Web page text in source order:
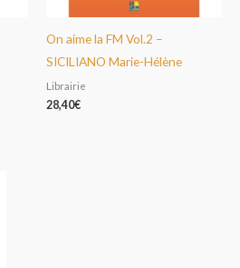
On aime la FM Vol.2 –
SICILIANO Marie-Hélène
Librairie
28,40€